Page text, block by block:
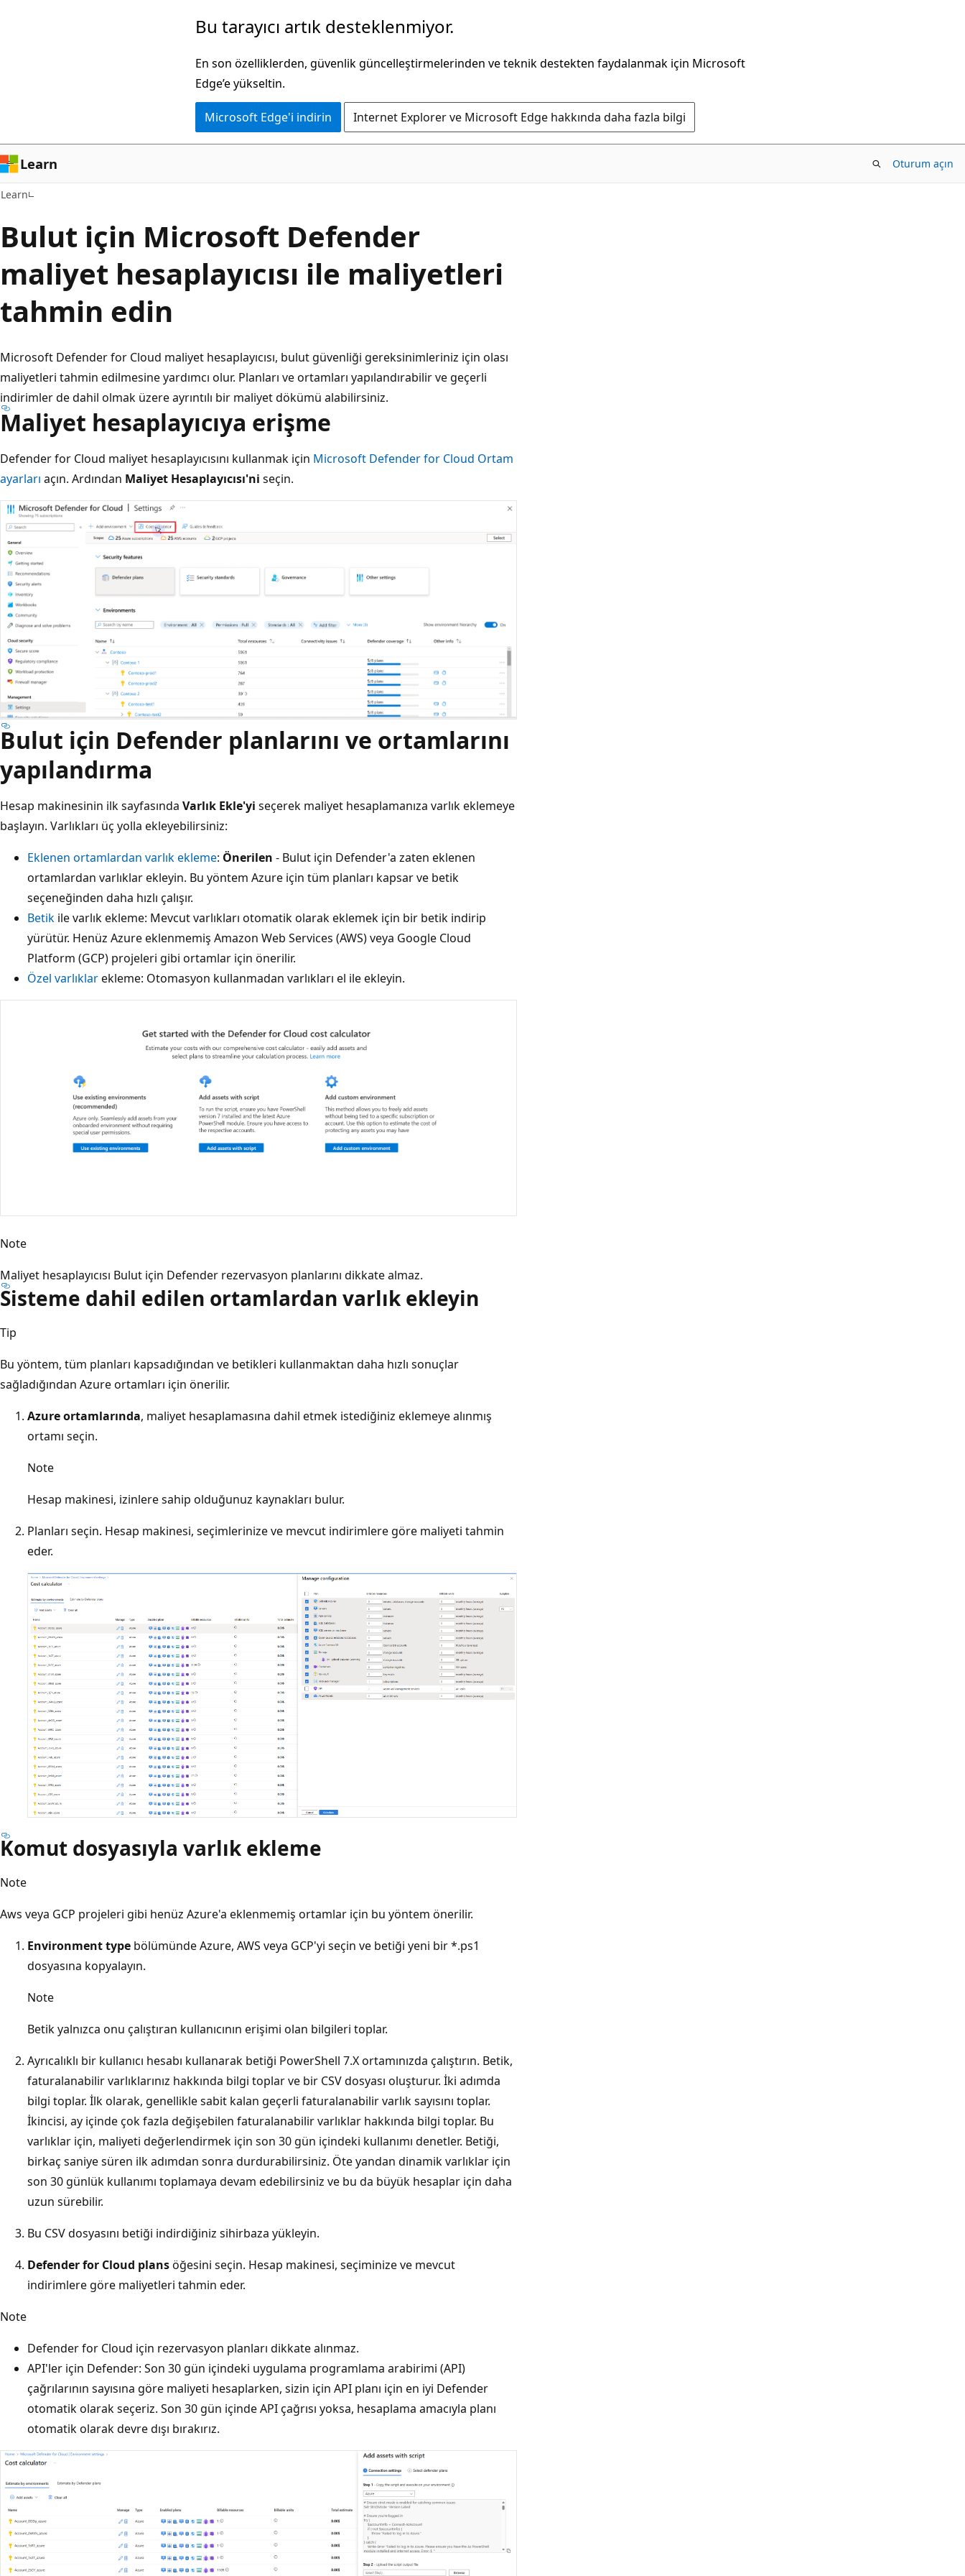
Bu tarayıcı artık desteklenmiyor.
En son özelliklerden, güvenlik güncelleştirmelerinden ve teknik destekten faydalanmak için Microsoft
Edge’e yükseltin.
Microsoft Edge'i indirin Internet Explorer ve Microsoft Edge hakkında daha fazla bilgi
Learn Oturum açın
Learn
Bulut için Microsoft Defender
maliyet hesaplayıcısı ile maliyetleri
tahmin edin
Microsoft Defender for Cloud maliyet hesaplayıcısı, bulut güvenliği gereksinimleriniz için olası
maliyetleri tahmin edilmesine yardımcı olur. Planları ve ortamları yapılandırabilir ve geçerli
indirimler de dahil olmak üzere ayrıntılı bir maliyet dökümü alabilirsiniz.
Maliyet hesaplayıcıya erişme
Defender for Cloud maliyet hesaplayıcısını kullanmak için Microsoft Defender for Cloud Ortam
ayarları açın. Ardından Maliyet Hesaplayıcısı'ni seçin.
Bulut için Defender planlarını ve ortamlarını
yapılandırma
Hesap makinesinin ilk sayfasında Varlık Ekle'yi seçerek maliyet hesaplamanıza varlık eklemeye
başlayın. Varlıkları üç yolla ekleyebilirsiniz:
Eklenen ortamlardan varlık ekleme: Önerilen - Bulut için Defender'a zaten eklenen
ortamlardan varlıklar ekleyin. Bu yöntem Azure için tüm planları kapsar ve betik
seçeneğinden daha hızlı çalışır.
Betik ile varlık ekleme: Mevcut varlıkları otomatik olarak eklemek için bir betik indirip
yürütür. Henüz Azure eklenmemiş Amazon Web Services (AWS) veya Google Cloud
Platform (GCP) projeleri gibi ortamlar için önerilir.
Özel varlıklarekleme: Otomasyon kullanmadan varlıkları el ile ekleyin.
Note
Maliyet hesaplayıcısı Bulut için Defender rezervasyon planlarını dikkate almaz.
Sisteme dahil edilen ortamlardan varlık ekleyin
Tip
Bu yöntem, tüm planları kapsadığından ve betikleri kullanmaktan daha hızlı sonuçlar
sağladığından Azure ortamları için önerilir.
Azure ortamlarında, maliyet hesaplamasına dahil etmek istediğiniz eklemeye alınmış
ortamı seçin.
Note
Hesap makinesi, izinlere sahip olduğunuz kaynakları bulur.
Planları seçin. Hesap makinesi, seçimlerinize ve mevcut indirimlere göre maliyeti tahmin
eder.
Komut dosyasıyla varlık ekleme
Note
Aws veya GCP projeleri gibi henüz Azure'a eklenmemiş ortamlar için bu yöntem önerilir.
Environment type bölümünde Azure, AWS veya GCP'yi seçin ve betiği yeni bir *.ps1
dosyasına kopyalayın.
Note
Betik yalnızca onu çalıştıran kullanıcının erişimi olan bilgileri toplar.
Ayrıcalıklı bir kullanıcı hesabı kullanarak betiği PowerShell 7.X ortamınızda çalıştırın. Betik,
faturalanabilir varlıklarınız hakkında bilgi toplar ve bir CSV dosyası oluşturur. İki adımda
bilgi toplar. İlk olarak, genellikle sabit kalan geçerli faturalanabilir varlık sayısını toplar.
İkincisi, ay içinde çok fazla değişebilen faturalanabilir varlıklar hakkında bilgi toplar. Bu
varlıklar için, maliyeti değerlendirmek için son 30 gün içindeki kullanımı denetler. Betiği,
birkaç saniye süren ilk adımdan sonra durdurabilirsiniz. Öte yandan dinamik varlıklar için
son 30 günlük kullanımı toplamaya devam edebilirsiniz ve bu da büyük hesaplar için daha
uzun sürebilir.
Bu CSV dosyasını betiği indirdiğiniz sihirbaza yükleyin.
Defender for Cloud plansöğesini seçin. Hesap makinesi, seçiminize ve mevcut
indirimlere göre maliyetleri tahmin eder.
Note
Defender for Cloud için rezervasyon planları dikkate alınmaz.
API'ler için Defender: Son 30 gün içindeki uygulama programlama arabirimi (API)
çağrılarının sayısına göre maliyeti hesaplarken, sizin için API planı için en iyi Defender
otomatik olarak seçeriz. Son 30 gün içinde API çağrısı yoksa, hesaplama amacıyla planı
otomatik olarak devre dışı bırakırız.